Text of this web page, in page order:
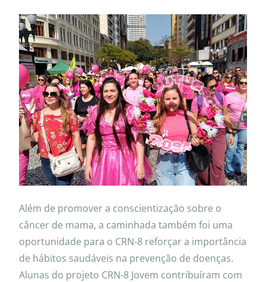
Além de promover a conscientização sobre o
câncer de mama, a caminhada também foi uma
oportunidade para o CRN-8 reforçar a importância
de hábitos saudáveis na prevenção de doenças.
Alunas do projeto CRN-8 Jovem contribuíram com